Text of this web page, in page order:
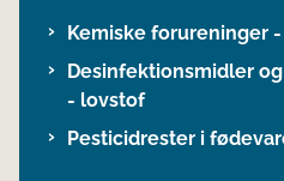
Kemiske forureninger
Desinfektionsmidler
- lovstof
Pesticidrester i